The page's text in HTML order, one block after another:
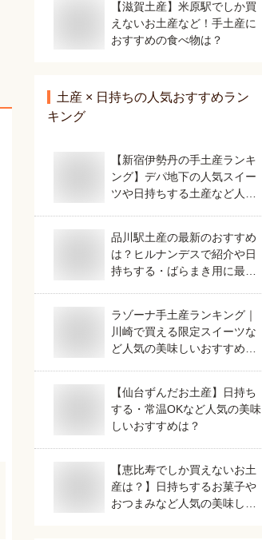
【滋賀土産】米原駅でしか買
えないお土産など！手土産に
おすすめの食べ物は？
土産 × 日持ちの人気おすすめラン
キング
【新宿伊勢丹の手土産ランキ
ング】デパ地下の人気スイー
ツや日持ちする土産など人気
品川駅土産の最新のおすすめ
は？ヒルナンデスで紹介や日
持ちする・ばらまき用に最適
ラゾーナ手土産ランキング｜
川崎で買える限定スイーツな
ど人気の美味しいおすすめ
【仙台ずんだお土産】日持ち
する・常温OKなど人気の美味
しいおすすめは？
【恵比寿でしか買えないお土
産は？】日持ちするお菓子や
おつまみなど人気の美味しい